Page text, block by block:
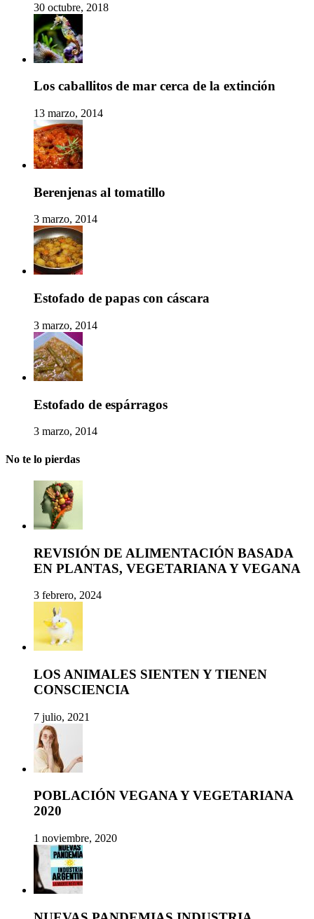
30 octubre, 2018
Los caballitos de mar cerca de la extinción
13 marzo, 2014
Berenjenas al tomatillo
3 marzo, 2014
Estofado de papas con cáscara
3 marzo, 2014
Estofado de espárragos
3 marzo, 2014
No te lo pierdas
REVISIÓN DE ALIMENTACIÓN BASADA
EN PLANTAS, VEGETARIANA Y VEGANA
3 febrero, 2024
LOS ANIMALES SIENTEN Y TIENEN
CONSCIENCIA
7 julio, 2021
POBLACIÓN VEGANA Y VEGETARIANA
2020
1 noviembre, 2020